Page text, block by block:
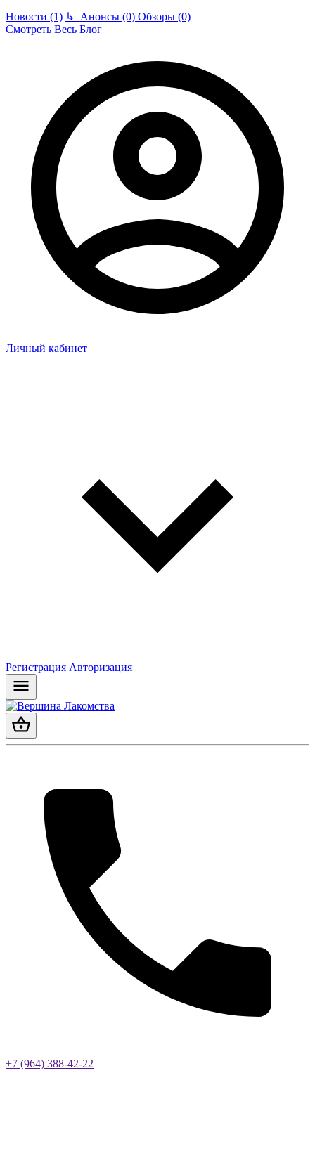
Новости (1) ↳ Анонсы (0) Обзоры (0)
Смотреть Весь Блог
Личный кабинет
Регистрация Авторизация
+7 (964) 388-42-22